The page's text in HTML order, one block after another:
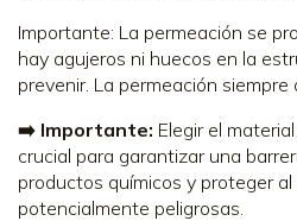
Importante: La permeación se
hay agujeros ni huecos en la
prevenir. La permeación siempre
➡️ Importante: Elegir el
crucial para garantizar una
productos químicos y proteger
potencialmente peligrosas.